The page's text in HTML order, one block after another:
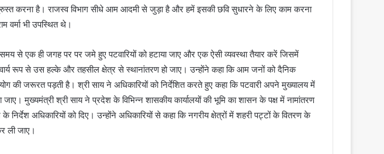
करना है। राजस्व विभाग सीधे आम आदमी से जुड़ा है और हमें इसकी छवि सुधारने के लिए काम करना
वर्मा भी उपस्थित थे।
से एक ही जगह पर पर जमे हुए पटवारियों को हटाया जाए और एक ऐसी व्यवस्था तैयार करें जिसमें
रूप से उस हल्के और तहसील क्षेत्र से स्थानांतरण हो जाए। उन्होंने कहा कि आम जनों को दैनिक
की जरूरत पड़ती है। श्री साय ने अधिकारियों को निर्देशित करते हुए कहा कि पटवारी अपने मुख्यालय में
जाए। मुख्यमंत्री श्री साय ने प्रदेश के विभिन्न शासकीय कार्यालयों की भूमि का शासन के पक्ष में नामांतरण
अधिकारियों को दिए। उन्होंने अधिकारियों से कहा कि नगरीय क्षेत्रों में शहरी पट्टों के वितरण के
ली जाए।